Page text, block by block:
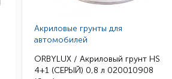
Акриловые грунты для
автомобилей
ORBYLUX / Акриловый грунт HS
4+1 (СЕРЫЙ) 0,8 л 020010908